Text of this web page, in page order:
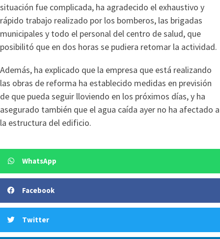
situación fue complicada, ha agradecido el exhaustivo y
rápido trabajo realizado por los bomberos, las brigadas
municipales y todo el personal del centro de salud, que
posibilitó que en dos horas se pudiera retomar la actividad.
Además, ha explicado que la empresa que está realizando
las obras de reforma ha establecido medidas en previsión
de que pueda seguir lloviendo en los próximos días, y ha
asegurado también que el agua caída ayer no ha afectado a
la estructura del edificio.
WhatsApp
Facebook
Twitter